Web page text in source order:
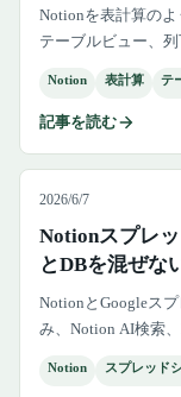
Notionを表計算のよ
テーブルビュー、
Notion 表計算 テ
記事を読む
2026/6/7
Notionスプレ
とDBを混ぜな
NotionとGoogleス
み、Notion AI検索
Notion スプレッド